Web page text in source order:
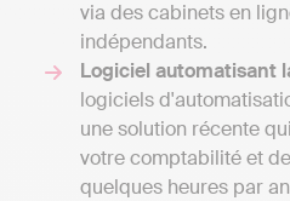
via des cabinets en
indépendants.
Logiciel automatisant
logiciels
une solution récente
votre comptabilité et
quelques heures par